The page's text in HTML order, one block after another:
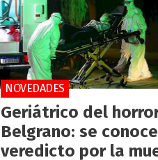
Geriátrico del
Belgrano: se
veredicto por la
NOVEDADES